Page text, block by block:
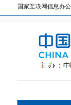
国家互联网信息办